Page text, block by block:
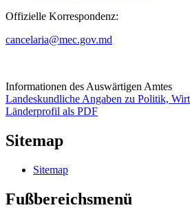
Offizielle Korrespondenz:
cancelaria@mec.gov.md
Informationen des Auswärtigen Amtes
Landeskundliche Angaben zu Politik,
Länderprofil als PDF
Sitemap
Sitemap
Fußbereichsmenü